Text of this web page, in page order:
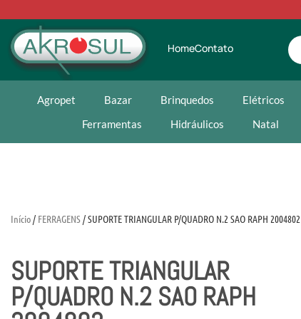
HomeContato
Agropet Bazar Brinquedos Elétricos
Ferramentas
Hidráulicos Natal
Início/ FERRAGENS/ SUPORTE TRIANGULAR P/QUADRO N.2 SAO RAPH 2004802
SUPORTE TRIANGULAR
P/QUADRO N.2 SAO RAPH